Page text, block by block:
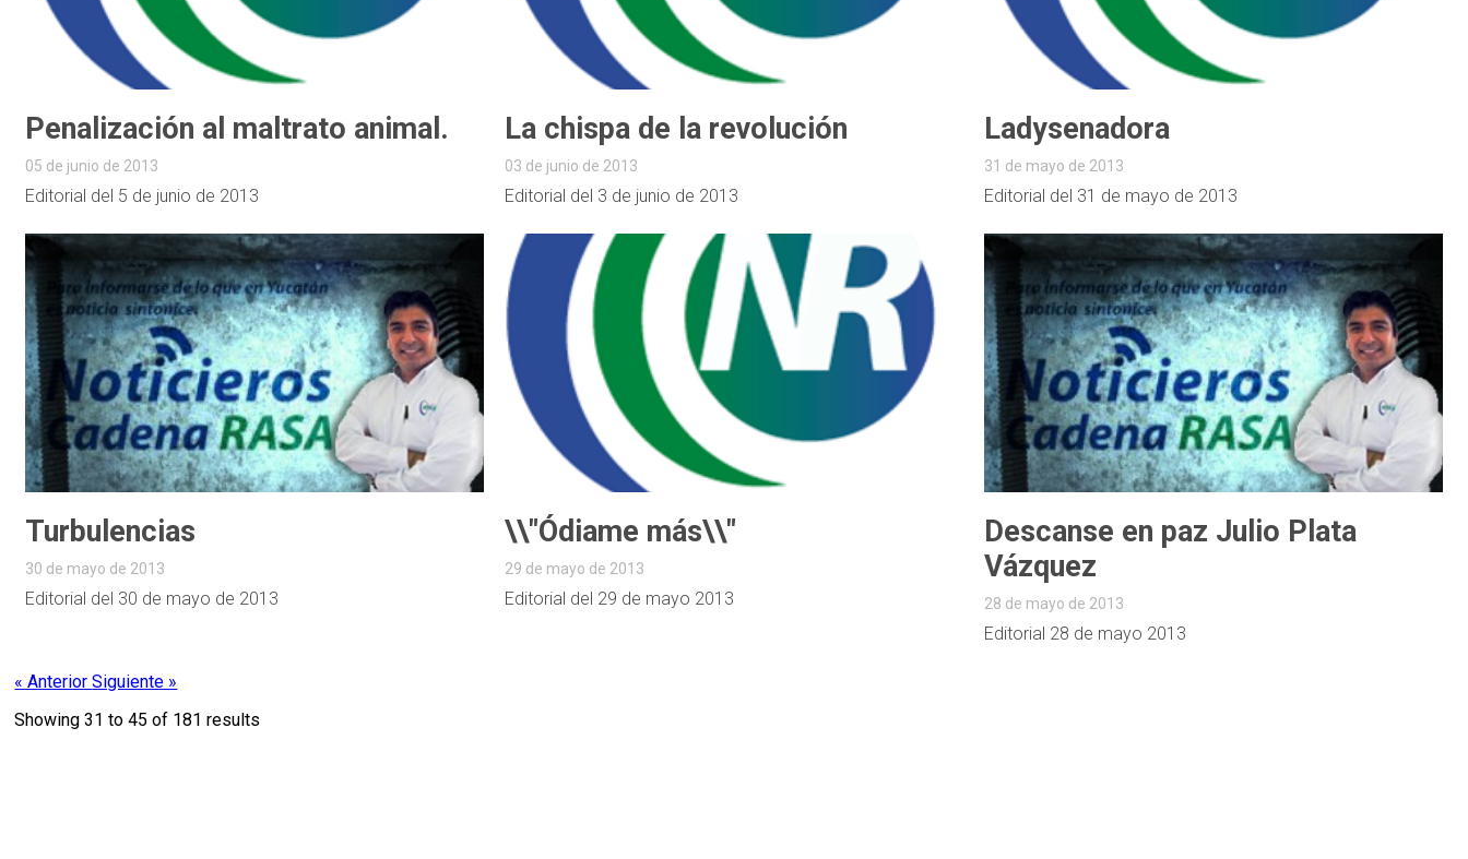
Penalización al maltrato animal.
05 de junio de 2013
Editorial del 5 de junio de 2013
La chispa de la revolución
03 de junio de 2013
Editorial del 3 de junio de 2013
Ladysenadora
31 de mayo de 2013
Editorial del 31 de mayo de 2013
Turbulencias
30 de mayo de 2013
Editorial del 30 de mayo de 2013
\\"Ódiame más\\"
29 de mayo de 2013
Editorial del 29 de mayo 2013
Descanse en paz Julio Plata
Vázquez
28 de mayo de 2013
Editorial 28 de mayo 2013
« AnteriorSiguiente »
Showing31 to45 of 181 results